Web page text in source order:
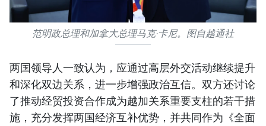
范明政总理和加拿大总理马克·卡尼。图自越通社
两国领导人一致认为，应通过高层外交活动继续提升
和深化双边关系，进一步增强政治互信。双方还讨论
了推动经贸投资合作成为越加关系重要支柱的若干措
施，充分发挥两国经济互补优势，并共同作为《全面